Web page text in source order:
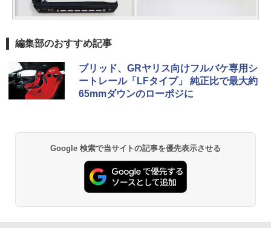
編集部のおすすめ記事
ブリッド、GRヤリス向けフルバケ専用シ
ートレール「LFタイプ」 純正比で最大約
65mmダウンのローポジに
Google 検索で当サイトの記事を優先表示させる